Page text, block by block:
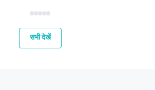
को परिष्कृत क...
सभी देखें